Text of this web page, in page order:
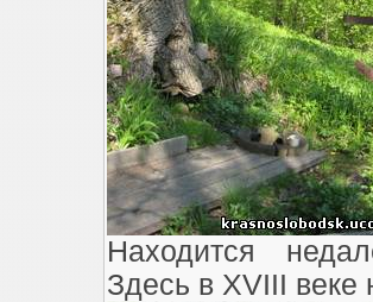
Находится
Здесь в XVIII веке